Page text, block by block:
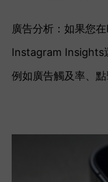
廣告分析：如果您
Instagram Insights
例如廣告觸及率、點